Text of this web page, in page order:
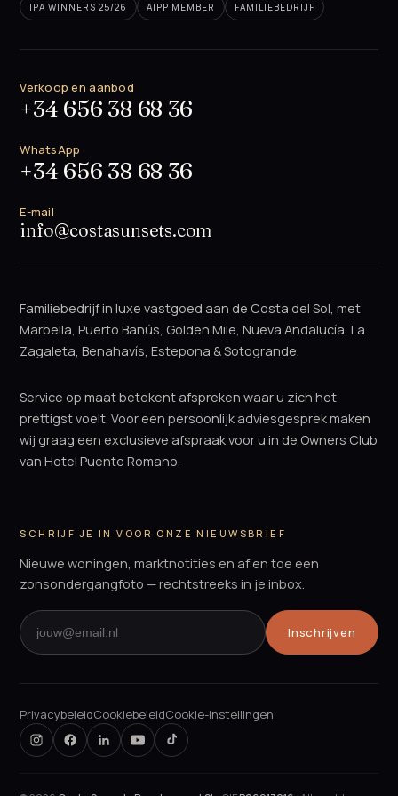
IPA WINNERS 25/26 AIPP MEMBER FAMILIEBEDRIJF
Verkoop en aanbod
+34 656 38 68 36
WhatsApp
+34 656 38 68 36
E-mail
info@costasunsets.com
Familiebedrijf in luxe vastgoed aan de Costa del Sol, met
Marbella, Puerto Banús, Golden Mile, Nueva Andalucía, La
Zagaleta, Benahavís, Estepona & Sotogrande.
Service op maat betekent afspreken waar u zich het
prettigst voelt. Voor een persoonlijk adviesgesprek maken
wij graag een exclusieve afspraak voor u in de Owners Club
van Hotel Puente Romano.
SCHRIJF JE IN VOOR ONZE NIEUWSBRIEF
Nieuwe woningen, marktnotities en af en toe een
zonsondergangfoto — rechtstreeks in je inbox.
Inschrijven
PrivacybeleidCookiebeleidCookie-instellingen